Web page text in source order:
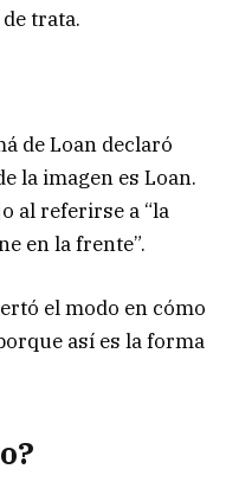
trata.
de Loan declaró
la imagen es Loan.
al referirse a “la
en la frente”.
el modo en cómo
así es la forma